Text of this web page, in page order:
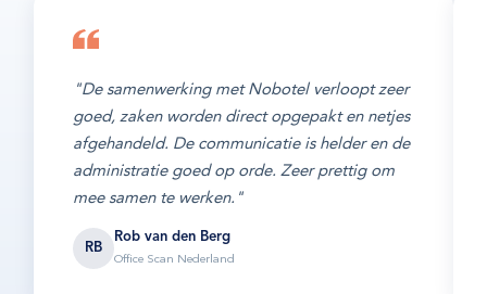
"De samenwerking met Nobotel verloopt zeer
goed, zaken worden direct opgepakt en netjes
afgehandeld. De communicatie is helder en de
administratie goed op orde. Zeer prettig om
mee samen te werken."
RB
Rob van den Berg
Office Scan Nederland